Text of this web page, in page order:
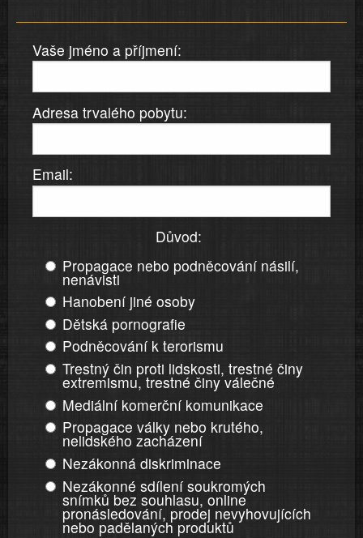
Vaše jméno a příjmení:
Adresa trvalého pobytu:
Email:
Důvod:
Propagace nebo podněcování násilí,
nenávisti
Hanobení jiné osoby
Dětská pornografie
Podněcování k terorismu
Trestný čin proti lidskosti, trestné činy
extremismu, trestné činy válečné
Mediální komerční komunikace
Propagace války nebo krutého,
nelidského zacházení
Nezákonná diskriminace
Nezákonné sdílení soukromých
snímků bez souhlasu, online
pronásledování, prodej nevyhovujících
nebo padělaných produktů